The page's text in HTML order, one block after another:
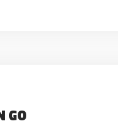
GO